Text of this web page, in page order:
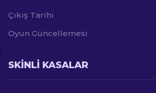
Çıkış Tarihi
Oyun Güncellemesi
SKINLI KASALAR